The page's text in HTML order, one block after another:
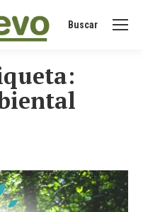
Buscar:
Buscar